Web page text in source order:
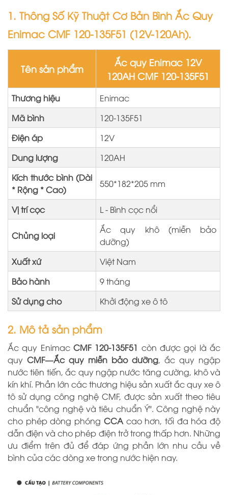
1. Thông Số Kỹ Thuật Cơ Bản Bình Ắc Quy
Enimac CMF 120-135F51 (12V-120Ah).
Tên sản phẩm
Ắc quy Enimac 12V
120AH CMF 120-135F51
Thương hiệu
Enimac
Mã bình
120-135F51
Điện áp
12V
Dung lượng
120AH
Kích thước bình (Dài
* Rộng * Cao)
550*182*205 mm
Vị trí cọc L - Bình cọc nổi
Chủng loại
Ắc quy khô (miễn bảo
dưỡng)
Xuất xứ
Việt Nam
Bảo hành
9 tháng
Sử dụng cho
Khởi động xe ô tô
2. Mô tả sản phẩm
Ắc quy Enimac CMF 120-135F51 cònđược gọi là ắc
quy CMF—Ắc quy miễn bảo dưỡng, ắc quy ngập
nước tiên tiến, ắc quy ngập nước tăng cường, khô và
kín khí. Phần lớn các thương hiệu sản xuất ắc quy xe ô
tô sử dụng công nghệ CMF, được sản xuất theo tiêu
chuẩn "công nghệ và tiêu chuẩn Ý". Công nghệ này
cho phép dòng phóng CCA cao hơn, tối đa hóa độ
dẫn điện và cho phép điện trở trong thấp hơn. Những
ưu điểm trên đủ để đáp ứng phần lớn nhu cầu về
bình của các dòng xe trong nước hiện nay.